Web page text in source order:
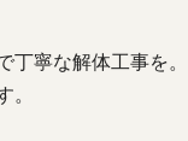
丁寧な解体工事を。
。